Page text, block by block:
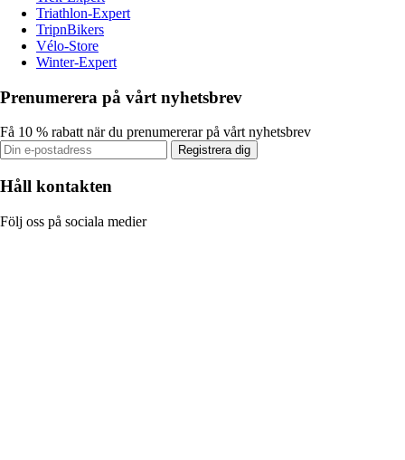
Triathlon-Expert
TripnBikers
Vélo-Store
Winter-Expert
Prenumerera på vårt nyhetsbrev
Få 10 % rabatt när du prenumererar på vårt nyhetsbrev
Registrera dig
Håll kontakten
Följ oss på sociala medier